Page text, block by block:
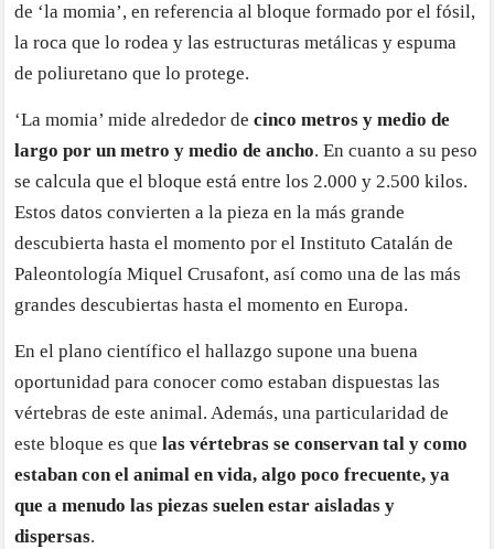
de ‘la momia’, en referencia al bloque formado por el fósil,
la roca que lo rodea y las estructuras metálicas y espuma
de poliuretano que lo protege.
‘La momia’ mide alrededor decinco metros y medio de
largo por un metro y medio de ancho. En cuanto a su peso
se calcula que el bloque está entre los 2.000 y 2.500 kilos.
Estos datos convierten a la pieza en la más grande
descubierta hasta el momento por el Instituto Catalán de
Paleontología Miquel Crusafont, así como una de las más
grandes descubiertas hasta el momento en Europa.
En el plano científico el hallazgo supone una buena
oportunidad para conocer como estaban dispuestas las
vértebras de este animal. Además, una particularidad de
este bloque es que las vértebras se conservan tal y como
estaban con el animal en vida, algo poco frecuente, ya
que a menudo las piezas suelen estar aisladas y
dispersas.